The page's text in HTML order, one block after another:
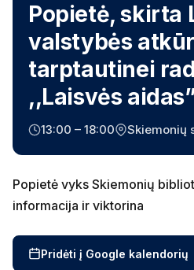
Popietė, skirta
valstybės
tarptautinei
,,Laisvės
13:00 – 18:00 Skiemonių
Popietė vyks Skiemonių
informacija ir viktorina
Pridėti į Google kalendorių